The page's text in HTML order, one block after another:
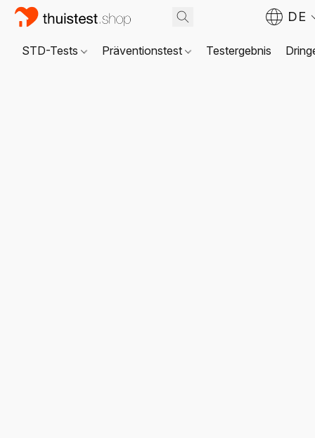
DE
STD-Tests Präventionstest Testergebnis